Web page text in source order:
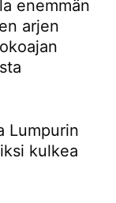
enemmän
arjen
Lumpurin
kulkea